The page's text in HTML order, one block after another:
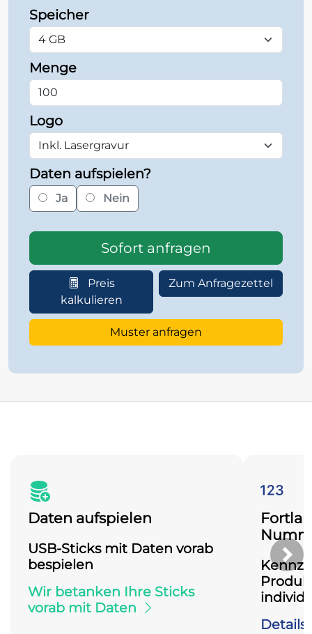
Speicher
Menge
Logo
Daten aufspielen?
Ja Nein
Sofort anfragen
Preis
kalkulieren
Zum Anfragezettel
Muster anfragen
Daten aufspielen
USB-Sticks mit Daten vorab
bespielen
Wir betanken Ihre Sticks
vorab mit Daten